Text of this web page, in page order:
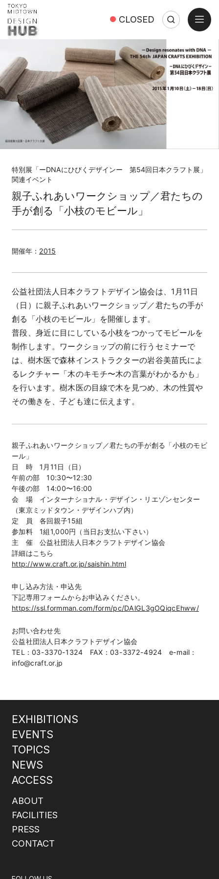
CLOSED SearchSearch:
Close
open
特別展「ーDNAにひびくデザインー 第54回日本クラフト展」
関連イベント
親子ふれあいワークショップ／君たちの
手が創る「小枝のモビール」
開催年： 2015
公益社団法人日本クラフトデザイン協会は、1月11日
（日）に親子ふれあいワークショップ／君たちの手が
創る「小枝のモビール」を開催します。
普段、身近に目にしている小枝をつかってモビールを
制作します。ワークショップの前に行うセミナーで
は、樹木医で森林インストラクターの岩谷美苗氏によ
るレクチャー「木のキモチ〜木の言葉がわかるかも」
を行います。樹木医の目線で木を見つめ、木の性質や
その働きを、子ども達に伝えます。
親子ふれあいワークショップ／君たちの手が創る「小枝のモビ
ール」
日 時 1月11日（日）
午前の部 10:30〜12:30
午後の部 14:00〜16:00
会 場 インターナショナル・デザイン・リエゾンセンター
（東京ミッドタウン・デザインハブ内）
定 員 各回親子15組
参加料 1組1,000円（当日お支払い下さい）
主 催 公益社団法人日本クラフトデザイン協会
詳細はこちら
http://www.craft.or.jp/saishin.html
申し込み方法・申込先
下記専用フォームからお申込みください。
https://ssl.formman.com/form/pc/DAlGL3gOQiqcEhww/
お問い合わせ先
公益社団法人日本クラフトデザイン協会
TEL：03-3370-1324 FAX：03-3372-4924 e-mail：
info@craft.or.jp
EXHIBITIONS
EVENTS
TOPICS
NEWS
ACCESS
ABOUT
FACILITIES
PRESS
CONTACT